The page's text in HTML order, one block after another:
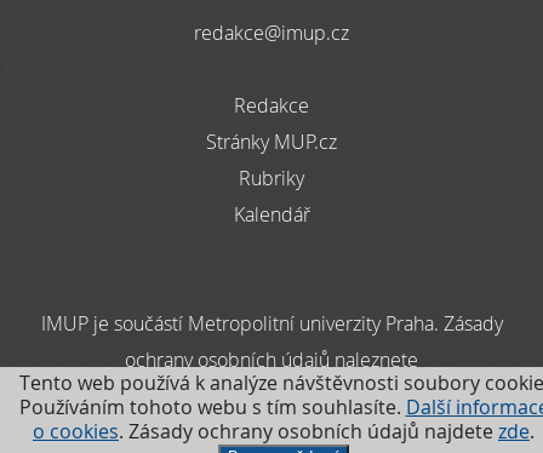
redakce@imup.cz
Redakce
Stránky MUP.cz
Rubriky
Kalendář
IMUP je součástí Metropolitní univerzity Praha. Zásady
ochrany osobních údajů naleznete
zde
.
Tento web používá k analýze návštěvnosti soubory
Používáním tohoto webu s tím souhlasíte. Další
o cookies. Zásady ochrany osobních údajů najdetezde.